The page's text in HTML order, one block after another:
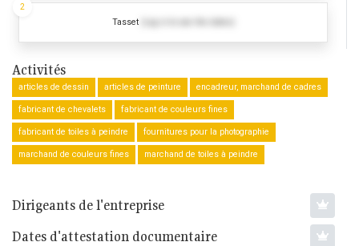
Tasset
2
Activités
articles de dessin articles de peinture encadreur, marchand de cadres
fabricant de chevalets fabricant de couleurs fines
fabricant de toiles à peindre fournitures pour la photographie
marchand de couleurs fines marchand de toiles à peindre
Dirigeants de l'entreprise
Dates d'attestation documentaire